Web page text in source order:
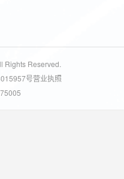
Rights Reserved.
号营业执照